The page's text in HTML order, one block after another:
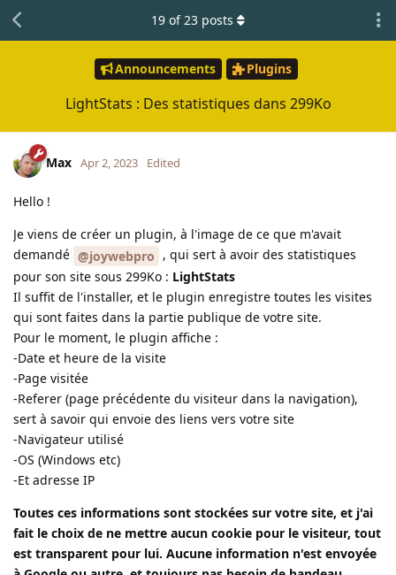
Announcements Plugins
LightStats : Des statistiques dans 299Ko
19 of23 posts
Max Apr 2, 2023 Edited
Hello !
Je viens de créer un plugin, à l'image de ce que m'avait
demandé @joywebpro , qui sert à avoir des statistiques
pour son site sous 299Ko : LightStats
Il suffit de l'installer, et le plugin enregistre toutes les visites
qui sont faites dans la partie publique de votre site.
Pour le moment, le plugin affiche :
-Date et heure de la visite
-Page visitée
-Referer (page précédente du visiteur dans la navigation),
sert à savoir qui envoie des liens vers votre site
-Navigateur utilisé
-OS (Windows etc)
-Et adresse IP
Toutes ces informations sont stockées sur votre site, et j'ai
fait le choix de ne mettre aucun cookie pour le visiteur, tout
est transparent pour lui. Aucune information n'est envoyée